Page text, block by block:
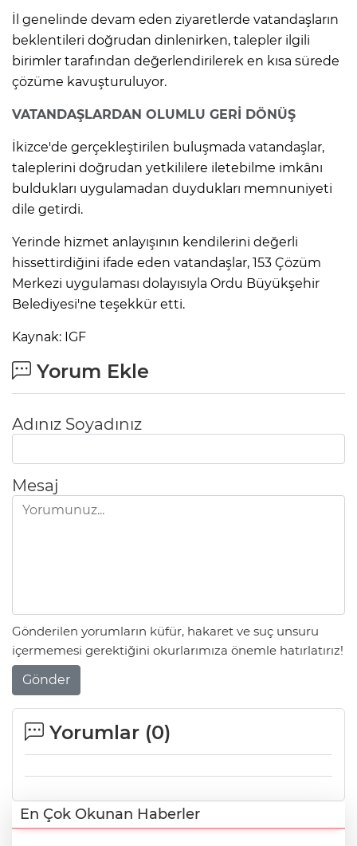
İl genelinde devam eden ziyaretlerde vatandaşların
beklentileri doğrudan dinlenirken, talepler ilgili
birimler tarafından değerlendirilerek en kısa sürede
çözüme kavuşturuluyor.
VATANDAŞLARDAN OLUMLU GERİ DÖNÜŞ
İkizce'de gerçekleştirilen buluşmada vatandaşlar,
taleplerini doğrudan yetkililere iletebilme imkânı
buldukları uygulamadan duydukları memnuniyeti
dile getirdi.
Yerinde hizmet anlayışının kendilerini değerli
hissettirdiğini ifade eden vatandaşlar, 153 Çözüm
Merkezi uygulaması dolayısıyla Ordu Büyükşehir
Belediyesi'ne teşekkür etti.
Kaynak: IGF
Yorum Ekle
Adınız Soyadınız
Mesaj
Gönderilen yorumların küfür, hakaret ve suç unsuru
içermemesi gerektiğini okurlarımıza önemle hatırlatırız!
Gönder
Yorumlar (0)
En Çok Okunan Haberler